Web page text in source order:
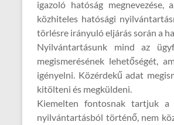
igazoló hatóság
közhiteles hatósági
törlésre irányuló eljárás során a
Nyilvántartásunk mind az
megismerésének lehetőségét,
igényelni. Közérdekű adat
kitölteni és megküldeni.
Kiemelten fontosnak tartjuk a
nyilvántartásból történő, nem